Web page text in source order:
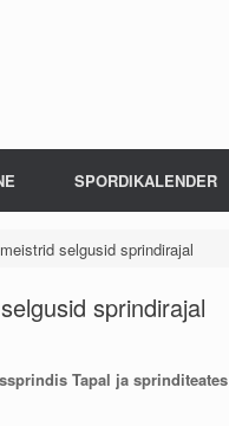
SPORDIKALENDER
selgusid sprindirajal
sprindirajal
Tapal ja sprinditeates